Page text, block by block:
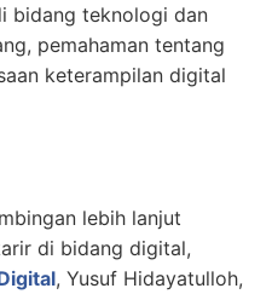
bidang teknologi dan
pemahaman tentang
keterampilan digital
lebih lanjut
di bidang digital,
, Yusuf Hidayatulloh,